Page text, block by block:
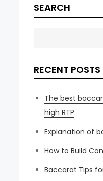
SEARCH
RECENT POSTS
The best
high RTP
Explanation of
How to Build
Baccarat Tips